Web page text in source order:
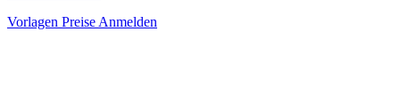
Vorlagen Preise Anmelden